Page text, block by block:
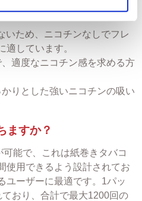
ばよいですか？
いため、ニコチンなしでフレ
適しています。
適度なニコチン感を求める方
りとした強いニコチンの吸い
ますか？
能で、これは紙巻きタバコ
使用できるよう設計されてお
ユーザーに最適です。1パッ
おり、合計で最大1200回の